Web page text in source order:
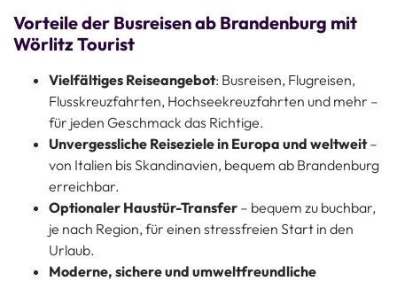
Vorteile der Busreisen ab Brandenburg mit
Wörlitz Tourist
Vielfältiges Reiseangebot: Busreisen, Flugreisen,
Flusskreuzfahrten, Hochseekreuzfahrten und mehr –
für jeden Geschmack das Richtige.
Unvergessliche Reiseziele in Europa und weltweit–
von Italien bis Skandinavien, bequem ab Brandenburg
erreichbar.
Optionaler Haustür-Transfer – bequem zu buchbar,
je nach Region, für einen stressfreien Start in den
Urlaub.
Moderne, sichere und umweltfreundliche